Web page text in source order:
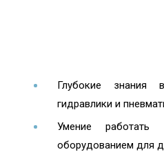
Глубокие знания
гидравлики и
Умение работать
оборудованием для